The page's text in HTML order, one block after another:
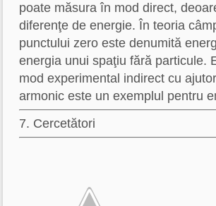
poate măsura în mod direct,
diferenţe de energie. În teoria
punctului zero este denumită
energia unui spaţiu fără particule.
mod experimental indirect cu
armonic este un exemplul pentru
7. Cercetători